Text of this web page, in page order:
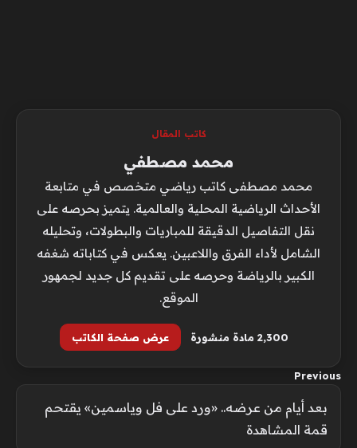
كاتب المقال
محمد مصطفي
محمد مصطفى كاتب رياضي متخصص في متابعة
الأحداث الرياضية المحلية والعالمية. يتميز بحرصه على
نقل التفاصيل الدقيقة للمباريات والبطولات، وتحليله
الشامل لأداء الفرق واللاعبين. يعكس في كتاباته شغفه
الكبير بالرياضة وحرصه على تقديم كل جديد لجمهور
الموقع.
2٬300 مادة منشورة عرض صفحة الكاتب
Previous
بعد أيام من عرضه.. «ورد على فل وياسمين» يقتحم
قمة المشاهدة